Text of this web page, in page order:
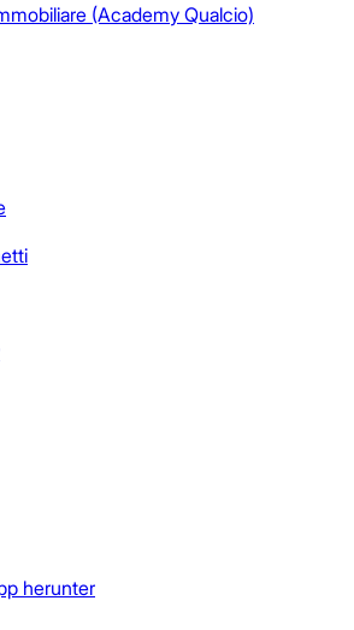
(Academy Qualcio)
herunter